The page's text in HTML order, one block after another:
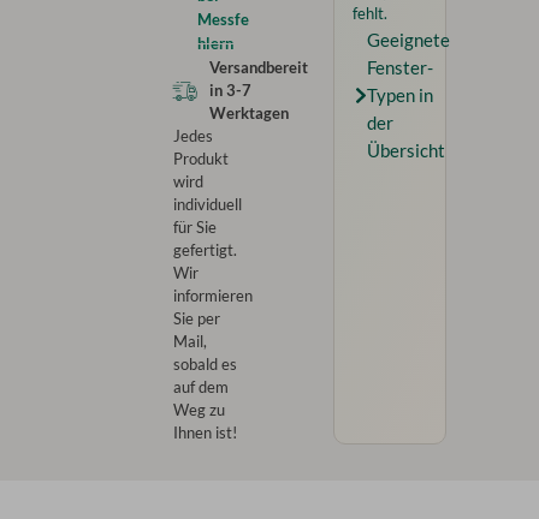
Messfe
hlern
Versandbereit
in3-7
Werktagen
Jedes
Produkt
wird
individuell
für Sie
gefertigt.
Wir
informieren
Sie per
Mail,
sobald es
auf dem
Weg zu
Ihnen ist!
fehlt.
Geeignete
Fenster-
Typen in
der
Übersicht